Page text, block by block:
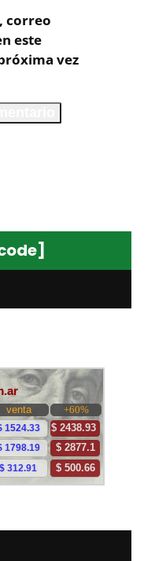
correo
este
vez